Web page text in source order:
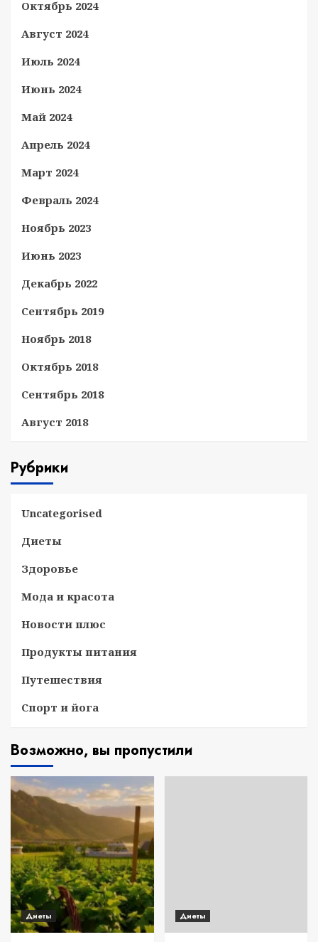
Октябрь 2024
Август 2024
Июль 2024
Июнь 2024
Май 2024
Апрель 2024
Март 2024
Февраль 2024
Ноябрь 2023
Июнь 2023
Декабрь 2022
Сентябрь 2019
Ноябрь 2018
Октябрь 2018
Сентябрь 2018
Август 2018
Рубрики
Uncategorised
Диеты
Здоровье
Мода и красота
Новости плюс
Продукты питания
Путешествия
Спорт и йога
Возможно, вы пропустили
Диеты Диеты